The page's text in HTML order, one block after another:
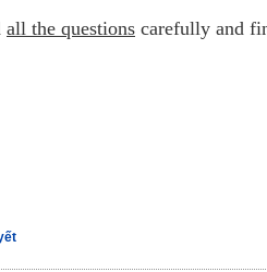
all the questions carefully and